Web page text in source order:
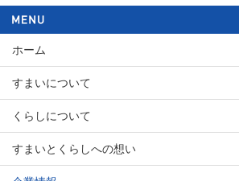
ホーム
すまいについて
くらしについて
すまいとくらしへの想い